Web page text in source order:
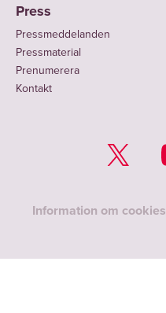
Press
Pressmeddelanden
Pressmaterial
Prenumerera
Kontakt
Information om cookies